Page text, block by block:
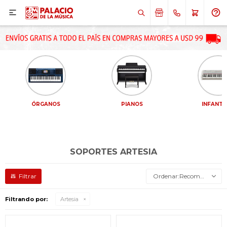

ÓRGANOS PIANOS
SOPORTES ARTESIA
Recomendados
Filtrando por: Artesia